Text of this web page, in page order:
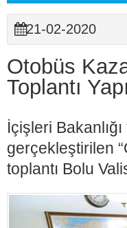
21-02-2020
Otobüs
Toplantı
İçişleri
gerçekleştirilen
toplantı Bolu